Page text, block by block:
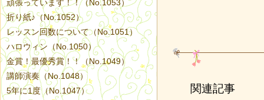
関連記事
頑張っています！！（No.1053）
折り紙♪（No.1052）
レッスン回数について（No.1051）
ハロウィン（No.1050）
金賞！最優秀賞！！（No.1049）
講師演奏（No.1048）
5年に1度（No.1047）